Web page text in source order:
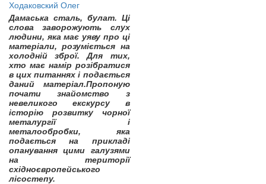
Ходаковский Олег
Дамаська сталь, булат. Ці
слова заворожують слух
людини, яка має уяву про ці
матеріали, розуміється на
холодній зброї. Для тих,
хто має намір розібратися
в цих питаннях і подається
даний матеріал.Пропоную
почати знайомство з
невеликого екскурсу в
історію розвитку чорної
металургії і
металообробки, яка
подається на прикладі
опанування цими галузями
на території
східноєвропейського
лісостепу.